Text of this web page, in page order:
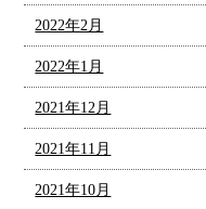
2022年2月
2022年1月
2021年12月
2021年11月
2021年10月